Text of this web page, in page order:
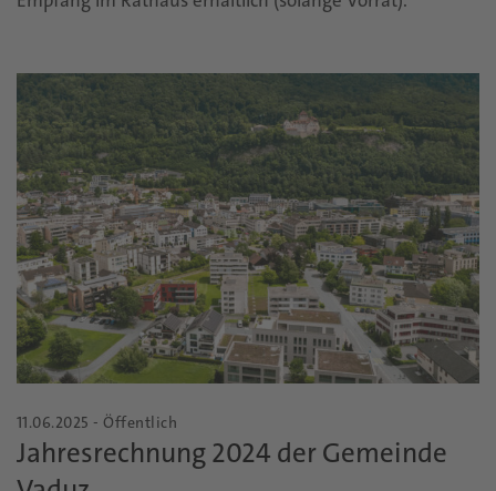
11.06.2025 - Öffentlich
Jahresrechnung 2024 der Gemeinde